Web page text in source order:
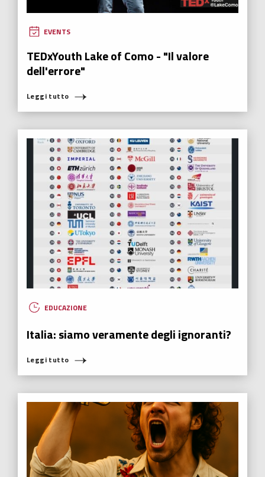
EVENTS
TEDxYouth Lake of Como - "Il valore
dell'errore"
Leggi tutto
EDUCAZIONE
Italia: siamo veramente degli ignoranti?
Leggi tutto